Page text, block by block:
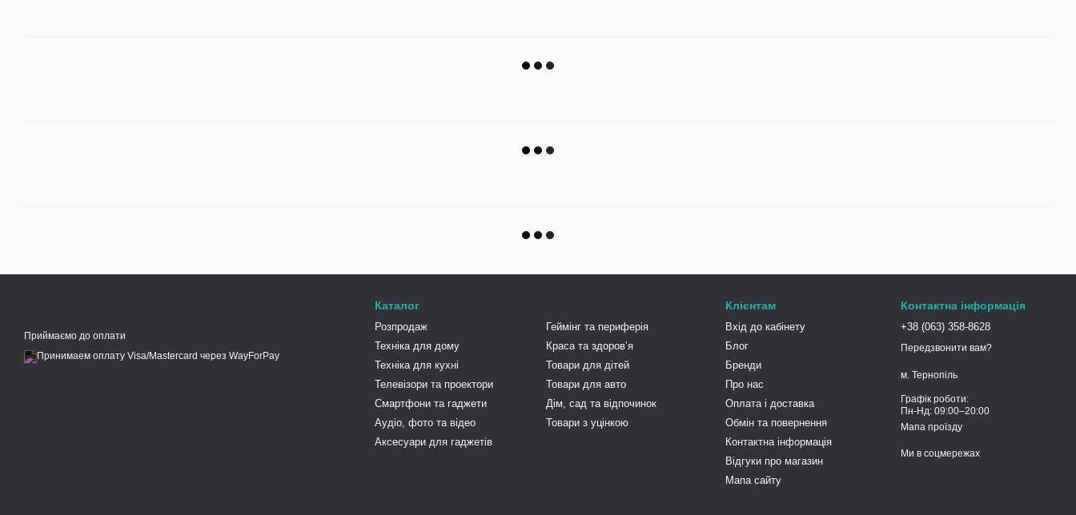
Приймаємо до оплати
Каталог
Розпродаж
Техніка для дому
Техніка для кухні
Телевізори та проектори
Смартфони та гаджети
Аудіо, фото та відео
Аксесуари для гаджетів
Геймінг та периферія
Краса та здоровʼя
Товари для дітей
Товари для авто
Дім, сад та відпочинок
Товари з уцінкою
Клієнтам
Вхід до кабінету
Блог
Бренди
Про нас
Оплата і доставка
Обмін та повернення
Контактна інформація
Відгуки про магазин
Мапа сайту
Контактна інформація
+38 (063) 358-8628
Передзвонити вам?
м. Тернопіль
Графік роботи:
Пн-Нд: 09:00–20:00
Мапа проїзду
Ми в соцмережах